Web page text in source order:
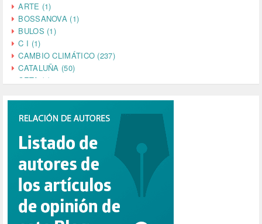
ARTE (1)
BOSSANOVA (1)
BULOS (1)
C I (1)
CAMBIO CLIMÁTICO (237)
CATALUÑA (50)
CETA (2)
CINE (35)
COMPROMISO (2)
CONFERENCIA (1)
CONSUMO (1)
CORONAVIRUS (155)
CORRUPCIÓN (215)
CULTURA (704)
DANA (78)